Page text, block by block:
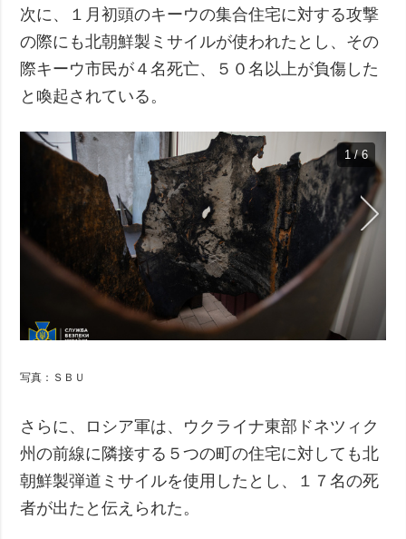
次に、１月初頭のキーウの集合住宅に対する攻撃
の際にも北朝鮮製ミサイルが使われたとし、その
際キーウ市民が４名死亡、５０名以上が負傷した
と喚起されている。
1 / 6
写真：ＳＢＵ
さらに、ロシア軍は、ウクライナ東部ドネツィク
州の前線に隣接する５つの町の住宅に対しても北
朝鮮製弾道ミサイルを使用したとし、１７名の死
者が出たと伝えられた。